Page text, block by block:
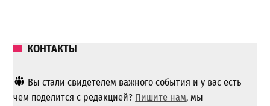
КОНТАКТЫ
Вы стали свидетелем важного события и у вас есть
чем поделится с редакцией? Пишите нам, мы